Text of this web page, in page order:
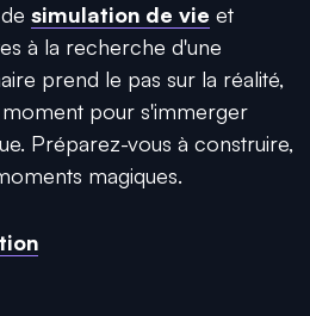
simulation de vie et
à la recherche d'une
prend le pas sur la réalité,
pour s'immerger
Préparez-vous à construire,
magiques.